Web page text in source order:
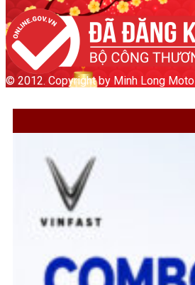
© 2012. Copyright by Minh Long Moto